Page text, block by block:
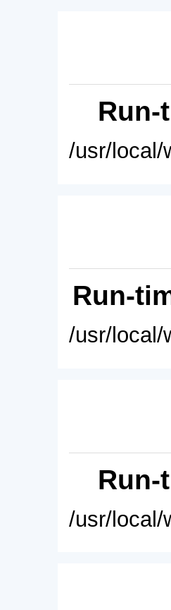
Run-
/usr/local/
Run-
/usr/local/
Run-
/usr/local/